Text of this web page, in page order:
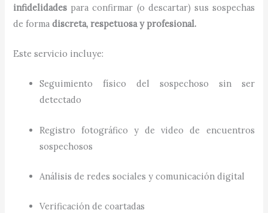
infidelidades para confirmar (o descartar) sus sospechas
de formadiscreta, respetuosa y profesional.
Este servicio incluye:
Seguimiento físico del sospechoso sin ser
detectado
Registro fotográfico y de video de encuentros
sospechosos
Análisis de redes sociales y comunicación digital
Verificación de coartadas